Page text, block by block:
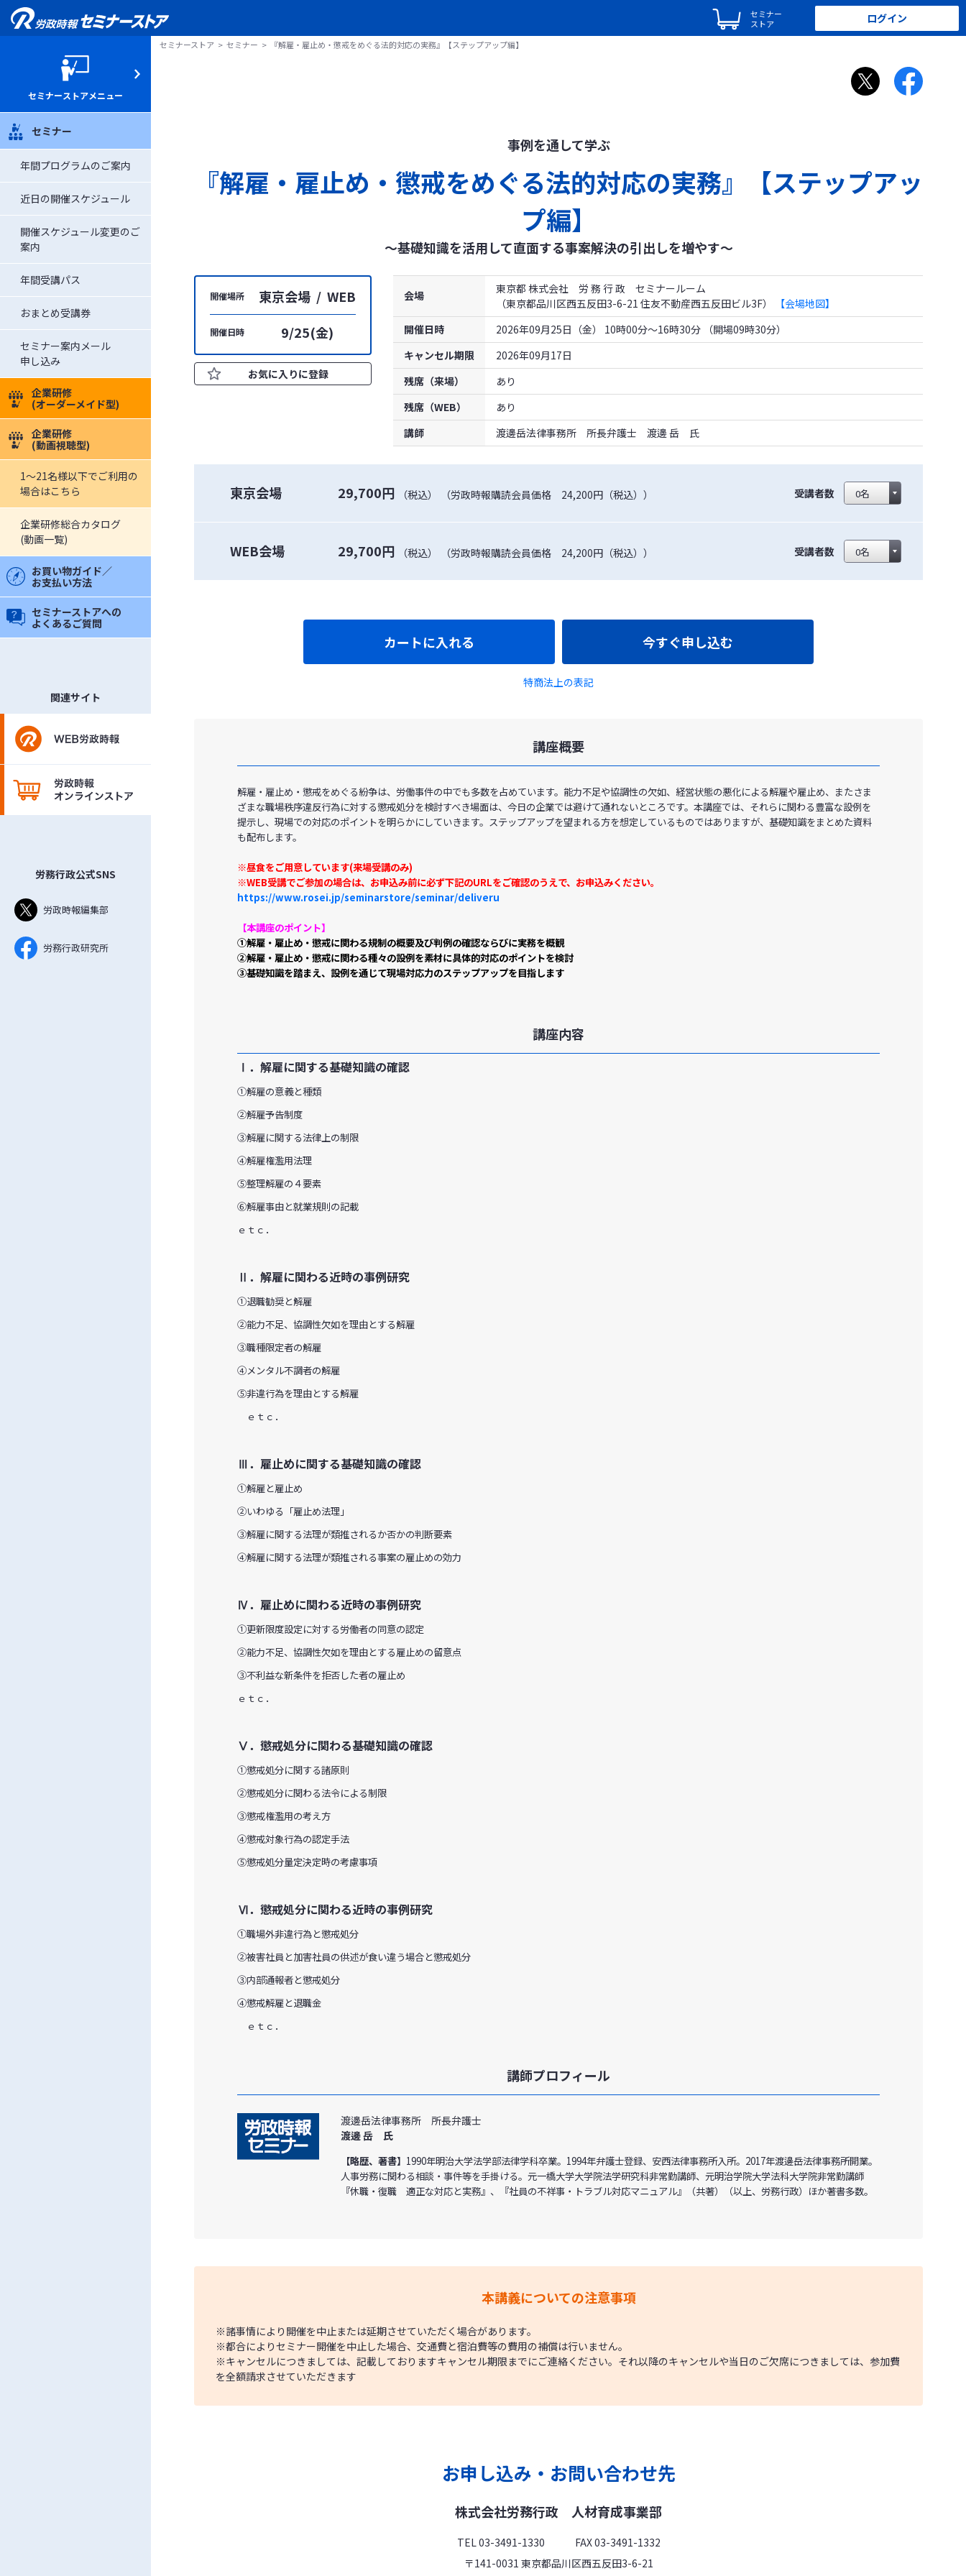
セミナー
ストア
ログイン
セミナーストアメニュー
セミナー
年間プログラムのご案内
近日の開催スケジュール
開催スケジュール変更のご
案内
年間受講パス
おまとめ受講券
セミナー案内メール
申し込み
企業研修
(オーダーメイド型)
企業研修
(動画視聴型)
1～21名様以下でご利用の
場合はこちら
企業研修総合カタログ
(動画一覧)
お買い物ガイド／
お支払い方法
セミナーストアへの
よくあるご質問
関連サイト
労務行政公式SNS
労政時報編集部
労務行政研究所
セミナーストア セミナー 『解雇・雇止め・懲戒をめぐる法的対応の実務』【ステップアップ編】
事例を通して学ぶ
『解雇・雇止め・懲戒をめぐる法的対応の実務』【ステップアッ
プ編】
～基礎知識を活用して直面する事案解決の引出しを増やす～
開催場所 東京会場 / WEB
開催日時 9/25(金)
お気に入りに登録
会場
東京都 株式会社 労 務 行 政 セミナールーム
（東京都品川区西五反田3-6-21 住友不動産西五反田ビル3F）
【会場地図】
開催日時
2026年09月25日（金） 10時00分～16時30分 （開場09時30分）
キャンセル期限
2026年09月17日
残席（来場）
あり
残席（WEB）
あり
講師
渡邊岳法律事務所 所長弁護士 渡邊 岳 氏
東京会場 29,700円 （税込） （労政時報購読会員価格 24,200円（税込）） 受講者数
WEB会場 29,700円 （税込） （労政時報購読会員価格 24,200円（税込）） 受講者数
カートに入れる 今すぐ申し込む
特商法上の表記
講座概要
解雇・雇止め・懲戒をめぐる紛争は、労働事件の中でも多数を占めています。能力不足や協調性の欠如、経営状態の悪化による解雇や雇止め、またさま
ざまな職場秩序違反行為に対する懲戒処分を検討すべき場面は、今日の企業では避けて通れないところです。本講座では、それらに関わる豊富な設例を
提示し、現場での対応のポイントを明らかにしていきます。ステップアップを望まれる方を想定しているものではありますが、基礎知識をまとめた資料
も配布します。
※昼食をご用意しています(来場受講のみ)
※WEB受講でご参加の場合は、お申込み前に必ず下記のURLをご確認のうえで、お申込みください。
https://www.rosei.jp/seminarstore/seminar/deliveru
【本講座のポイント】
①解雇・雇止め・懲戒に関わる規制の概要及び判例の確認ならびに実務を概観
②解雇・雇止め・懲戒に関わる種々の設例を素材に具体的対応のポイントを検討
③基礎知識を踏まえ、設例を通じて現場対応力のステップアップを目指します
講座内容
Ⅰ．解雇に関する基礎知識の確認
①解雇の意義と種類
②解雇予告制度
③解雇に関する法律上の制限
④解雇権濫用法理
⑤整理解雇の４要素
⑥解雇事由と就業規則の記載
ｅｔｃ．
Ⅱ．解雇に関わる近時の事例研究
①退職勧奨と解雇
②能力不足、協調性欠如を理由とする解雇
③職種限定者の解雇
④メンタル不調者の解雇
⑤非違行為を理由とする解雇
ｅｔｃ．
Ⅲ．雇止めに関する基礎知識の確認
①解雇と雇止め
②いわゆる「雇止め法理」
③解雇に関する法理が類推されるか否かの判断要素
④解雇に関する法理が類推される事案の雇止めの効力
Ⅳ．雇止めに関わる近時の事例研究
①更新限度設定に対する労働者の同意の認定
②能力不足、協調性欠如を理由とする雇止めの留意点
③不利益な新条件を拒否した者の雇止め
ｅｔｃ．
Ⅴ．懲戒処分に関わる基礎知識の確認
①懲戒処分に関する諸原則
②懲戒処分に関わる法令による制限
③懲戒権濫用の考え方
④懲戒対象行為の認定手法
⑤懲戒処分量定決定時の考慮事項
Ⅵ．懲戒処分に関わる近時の事例研究
①職場外非違行為と懲戒処分
②被害社員と加害社員の供述が食い違う場合と懲戒処分
③内部通報者と懲戒処分
④懲戒解雇と退職金
ｅｔｃ．
講師プロフィール
渡邊岳法律事務所 所長弁護士
渡邊 岳 氏
【略歴、著書】 1990年明治大学法学部法律学科卒業。1994年弁護士登録、安西法律事務所入所。2017年渡邊岳法律事務所開業。
人事労務に関わる相談・事件等を手掛ける。元一橋大学大学院法学研究科非常勤講師、元明治学院大学法科大学院非常勤講師
『休職・復職 適正な対応と実務』、『社員の不祥事・トラブル対応マニュアル』（共著）（以上、労務行政）ほか著書多数。
本講義についての注意事項
※諸事情により開催を中止または延期させていただく場合があります。
※都合によりセミナー開催を中止した場合、交通費と宿泊費等の費用の補償は行いません。
※キャンセルにつきましては、記載しておりますキャンセル期限までにご連絡ください。それ以降のキャンセルや当日のご欠席につきましては、参加費
を全額請求させていただきます
お申し込み・お問い合わせ先
株式会社労務行政 人材育成事業部
TEL 03-3491-1330 FAX 03-3491-1332
〒141-0031 東京都品川区西五反田3-6-21